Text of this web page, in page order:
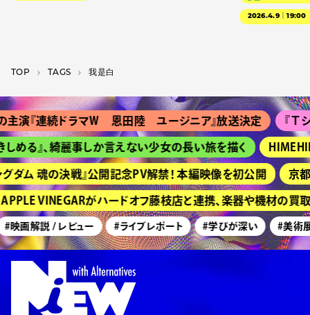
2026.4.9｜19:00
TOP T­A­G­S 我是白
演『連続ドラマＷ 恩田陸 ユージニア』放送決定 『Ｔシ
める』、綺麗事しか言えない少女の長い旅を描く
ム 魂の決戦』公開記念PV解禁！ 本編映像を初公開 京都
VINEGARがハードオフ藤枝店と連携、楽器や機材の買
映画解説 / レビュー #ライブレポート #学びが深い #美術